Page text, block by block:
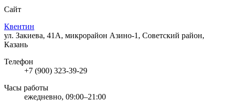
Сайт
Квентин
ул. Закиева, 41А, микрорайон Азино-1, Советский район,
Казань
Телефон
+7 (900) 323-39-29
Часы работы
ежедневно, 09:00–21:00